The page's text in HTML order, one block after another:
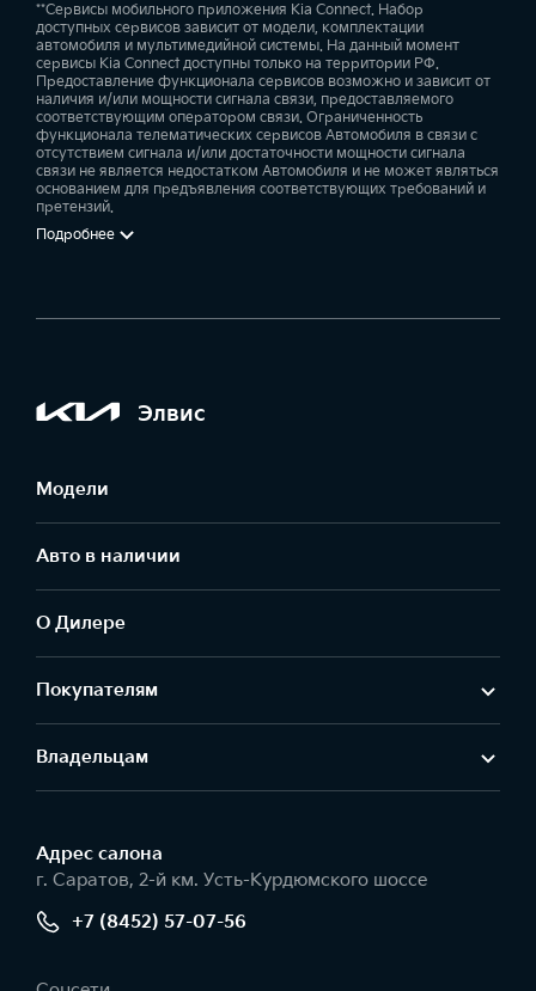
**Сервисы мобильного приложения Kia Connect. Набор
доступных сервисов зависит от модели, комплектации
автомобиля и мультимедийной системы. На данный момент
сервисы Kia Connect доступны только на территории РФ.
Предоставление функционала сервисов возможно и зависит от
наличия и/или мощности сигнала связи, предоставляемого
соответствующим оператором связи. Ограниченность
функционала телематических сервисов Автомобиля в связи с
отсутствием сигнала и/или достаточности мощности сигнала
связи не является недостатком Автомобиля и не может являться
основанием для предъявления соответствующих требований и
претензий.
Подробнее
Элвис
Модели
Авто в наличии
О Дилере
Покупателям
Владельцам
Адрес салонa
г. Саратов, 2-й км. Усть-Курдюмского шоссе
+7 (8452) 57-07-56